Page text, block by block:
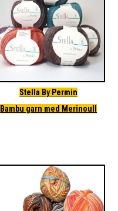
Stella By Permin
Bambu garn med Merinoull